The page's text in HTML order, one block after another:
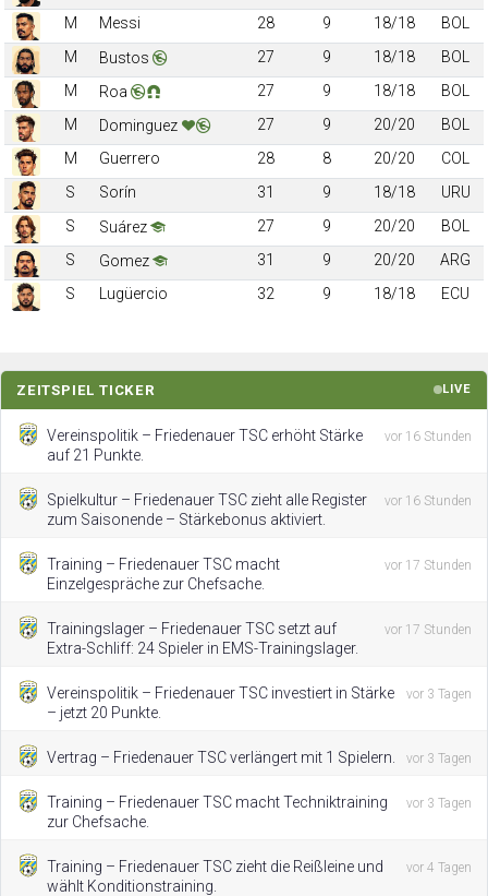
M
Messi 28 9 18/18
BOL
M
Bustos 27 9 18/18
BOL
M
Roa 27 9 18/18
BOL
M
Dominguez 27 9 20/20
BOL
M
Guerrero 28 8 20/20
COL
S
Sorín 31 9 18/18
URU
S
Suárez 27 9 20/20
BOL
S
Gomez 31 9 20/20
ARG
S
Lugüercio 32 9 18/18 ECU
ZEITSPIEL TICKER LIVE
Vereinspolitik – Friedenauer TSC erhöht Stärke
auf 21 Punkte.
vor 16 Stunden
Spielkultur – Friedenauer TSC zieht alle Register
zum Saisonende – Stärkebonus aktiviert.
vor 16 Stunden
Training – Friedenauer TSC macht
Einzelgespräche zur Chefsache.
vor 17 Stunden
Trainingslager – Friedenauer TSC setzt auf
Extra-Schliff: 24 Spieler in EMS-Trainingslager.
vor 17 Stunden
Vereinspolitik – Friedenauer TSC investiert in Stärke
– jetzt 20 Punkte.
vor 3 Tagen
Vertrag – Friedenauer TSC verlängert mit 1 Spielern. vor 3 Tagen
Training – Friedenauer TSC macht Techniktraining
zur Chefsache.
vor 3 Tagen
Training – Friedenauer TSC zieht die Reißleine und
wählt Konditionstraining.
vor 4 Tagen